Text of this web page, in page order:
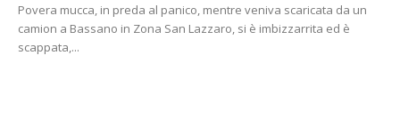
Povera mucca, in preda al panico, mentre veniva scaricata da un
camion a Bassano in Zona San Lazzaro, si è imbizzarrita ed è
scappata,...